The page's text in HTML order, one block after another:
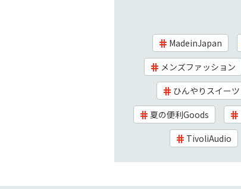
MadeinJapan
メンズファッション
ひんやりスイーツ
夏の便利Goods
TivoliAudio